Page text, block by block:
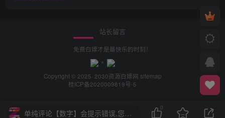
站长留言
免费白嫖才是最快乐的时刻！
Copyright © 2025· 2030资源白嫖网 sitemap
桂ICP备2020009819号-5
单纯评论【数字】会提示错误,您需要评论【中文+数字】或【中文】
0